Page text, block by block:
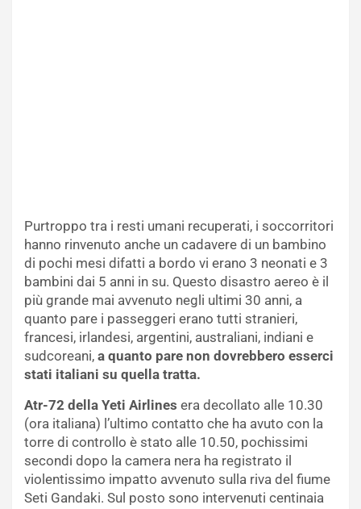
Purtroppo tra i resti umani recuperati, i soccorritori
hanno rinvenuto anche un cadavere di un bambino
di pochi mesi difatti a bordo vi erano 3 neonati e 3
bambini dai 5 anni in su. Questo disastro aereo è il
più grande mai avvenuto negli ultimi 30 anni, a
quanto pare i passeggeri erano tutti stranieri,
francesi, irlandesi, argentini, australiani, indiani e
sudcoreani, a quanto pare non dovrebbero esserci
stati italiani su quella tratta.
Atr-72 della Yeti Airlines era decollato alle 10.30
(ora italiana) l’ultimo contatto che ha avuto con la
torre di controllo è stato alle 10.50, pochissimi
secondi dopo la camera nera ha registrato il
violentissimo impatto avvenuto sulla riva del fiume
Seti Gandaki. Sul posto sono intervenuti centinaia